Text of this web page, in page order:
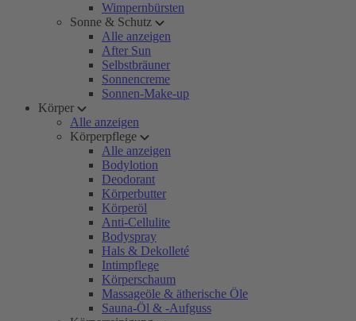
Wimpernbürsten
Sonne & Schutz
Alle anzeigen
After Sun
Selbstbräuner
Sonnencreme
Sonnen-Make-up
Körper
Alle anzeigen
Körperpflege
Alle anzeigen
Bodylotion
Deodorant
Körperbutter
Körperöl
Anti-Cellulite
Bodyspray
Hals & Dekolleté
Intimpflege
Körperschaum
Massageöle & ätherische Öle
Sauna-Öl & -Aufguss